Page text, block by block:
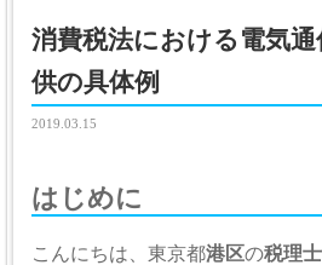
消費税法における電気
供の具体例
2019.03.15
はじめに
こんにちは、東京都港区の税理士